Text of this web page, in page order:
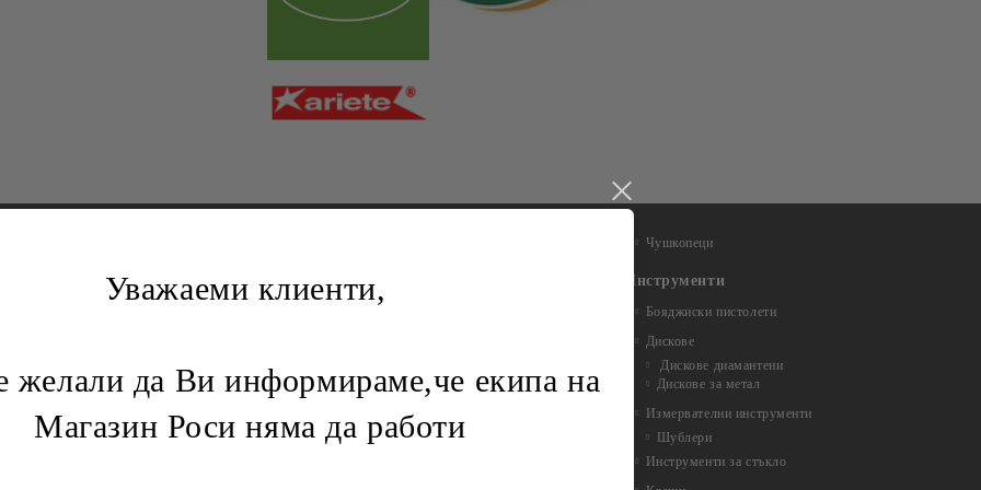
Ключове,бутони,релета
Ключове и контакти
Контакти
Разклонители
Чушкопеци
Инструменти
Бояджиски пистолети
Дискове
Дискове диамантени
Дискове за метал
Измервателни инструменти
Шублери
Инструменти за стъкло
Уважаеми клиенти,
да Ви информираме,че екипа на
Магазин Роси няма да работи